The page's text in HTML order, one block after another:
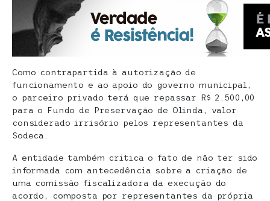
Como contrapartida à autorização de
funcionamento e ao apoio do governo municipal,
o parceiro privado terá que repassar R$ 2.500,00
para o Fundo de Preservação de Olinda, valor
considerado irrisório pelos representantes da
Sodeca.
A entidade também critica o fato de não ter sido
informada com antecedência sobre a criação de
uma comissão fiscalizadora da execução do
acordo, composta por representantes da própria